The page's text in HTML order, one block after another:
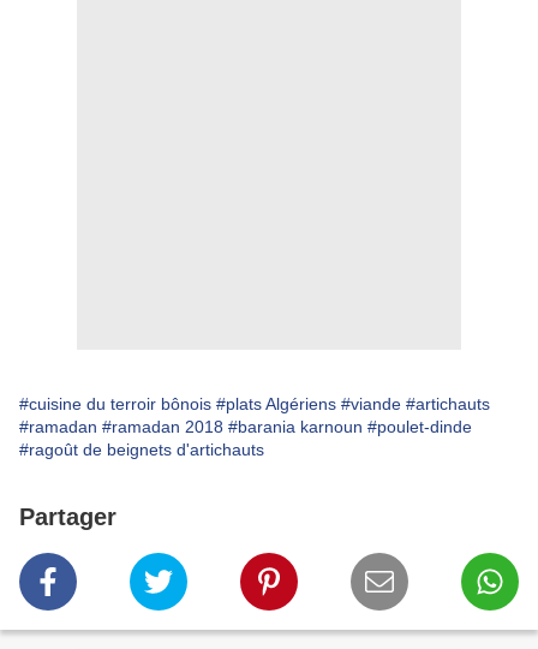
#cuisine du terroir bônois #plats Algériens #viande #artichauts
#ramadan #ramadan 2018 #barania karnoun #poulet-dinde
#ragoût de beignets d'artichauts
Partager